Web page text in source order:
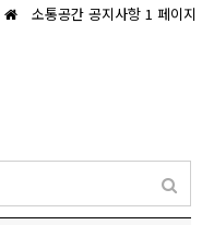
소통공간 공지사항 1 페이지